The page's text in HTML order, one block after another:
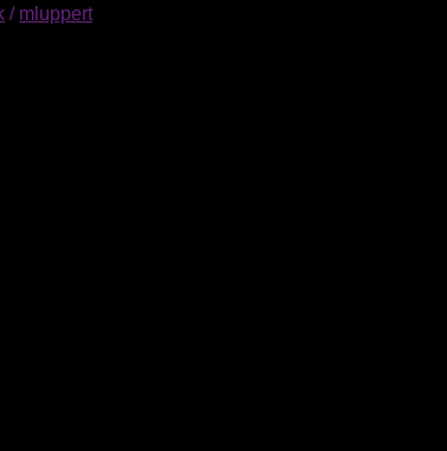
/ mluppert